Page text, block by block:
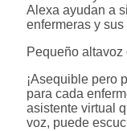
Alexa ayudan a
enfermeras y sus
Pequeño altavoz
¡Asequible pero
para cada
asistente virtual
voz, puede